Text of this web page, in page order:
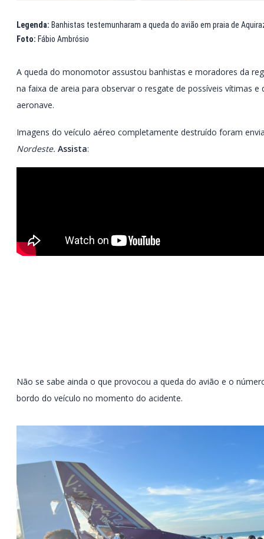
Legenda: Banhistas testemunharam a queda do avião em praia de
Foto: Fábio Ambrósio
A queda do monomotor assustou banhistas e moradores da
na faixa de areia para observar o resgate de possíveis vítimas e
aeronave.
Imagens do veículo aéreo completamente destruído foram
Nordeste. Assista:
Não se sabe ainda o que provocou a queda do avião e o
bordo do veículo no momento do acidente.